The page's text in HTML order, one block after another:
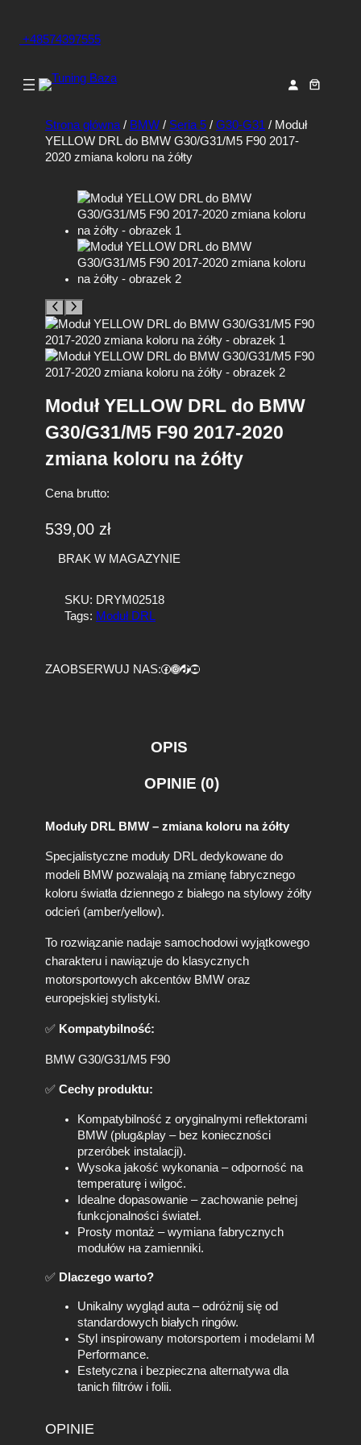
+48574397555
Strona główna / BMW / Seria 5 / G30-G31 / Moduł
YELLOW DRL do BMW G30/G31/M5 F90 2017-
2020 zmiana koloru na żółty
Moduł YELLOW DRL do BMW
G30/G31/M5 F90 2017-2020
zmiana koloru na żółty
Cena brutto:
539,00 zł
BRAK W MAGAZYNIE
SKU: DRYM02518
Tags: Moduł DRL
ZAOBSERWUJ NAS:Facebook https://www.instagram.com/tuningbaza.pl https://www.tiktok.com/@tuningbaza.pl YouTube
OPIS
OPINIE (0)
Moduły DRL BMW – zmiana koloru na żółty
Specjalistyczne moduły DRL dedykowane do
modeli BMW pozwalają na zmianę fabrycznego
koloru światła dziennego z białego na stylowy żółty
odcień (amber/yellow).
To rozwiązanie nadaje samochodowi wyjątkowego
charakteru i nawiązuje do klasycznych
motorsportowych akcentów BMW oraz
europejskiej stylistyki.
✅ Kompatybilność:
BMW G30/G31/M5 F90
✅ Cechy produktu:
Kompatybilność z oryginalnymi reflektorami
BMW (plug&play – bez konieczności
przeróbek instalacji).
Wysoka jakość wykonania – odporność na
temperaturę i wilgoć.
Idealne dopasowanie – zachowanie pełnej
funkcjonalności świateł.
Prosty montaż – wymiana fabrycznych
modułów на zamienniki.
✅ Dlaczego warto?
Unikalny wygląd auta – odróżnij się od
standardowych białych ringów.
Styl inspirowany motorsportem i modelami M
Performance.
Estetyczna i bezpieczna alternatywa dla
tanich filtrów i folii.
OPINIE